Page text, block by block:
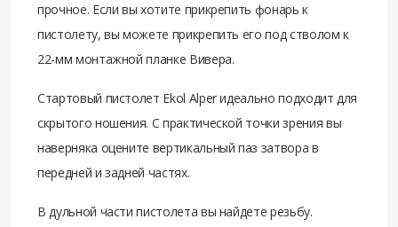
прочное. Если вы хотите прикрепить фонарь к
пистолету, вы можете прикрепить его под стволом к ​​
22-мм монтажной планке Вивера.
Стартовый пистолет Ekol Alper идеально подходит для
скрытого ношения. С практической точки зрения вы
наверняка оцените вертикальный паз затвора в
передней и задней частях.
В дульной части пистолета вы найдете резьбу.